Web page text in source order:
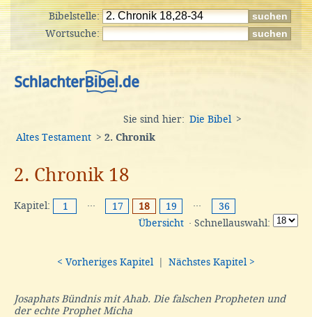
Bibelstelle:
Wortsuche:
Sie sind hier: Die Bibel
>
Altes Testament > 2. Chronik
2. Chronik 18
Kapitel: 1 ··· 17 18 19 ···
36
Übersicht · Schnellauswahl:
< Vorheriges Kapitel Nächstes Kapitel >
Josaphats Bündnis mit Ahab. Die falschen Propheten und
der echte Prophet Micha